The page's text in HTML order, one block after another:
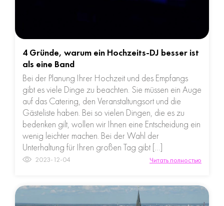
4 Gründe, warum ein Hochzeits-DJ besser ist
als eine Band
Bei der Planung Ihrer Hochzeit und des Empfangs
gibt es viele Dinge zu beachten. Sie müssen ein Auge
auf das Catering, den Veranstaltungsort und die
Gästeliste haben. Bei so vielen Dingen, die es zu
bedenken gilt, wollen wir Ihnen eine Entscheidung ein
wenig leichter machen. Bei der Wahl der
Unterhaltung für Ihren großen Tag gibt […]
2023-12-04 Читать полностью